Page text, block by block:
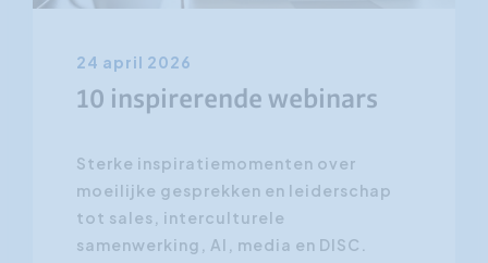
24 april 2026
10 inspirerende webinars
Sterke inspiratiemomenten over
moeilijke gesprekken en leiderschap
tot sales, interculturele
samenwerking, AI, media en DISC.